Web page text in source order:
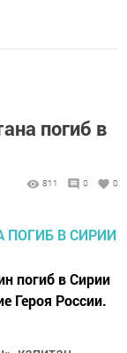
погиб в
811 0 0
погиб в Сирии
Героя России.